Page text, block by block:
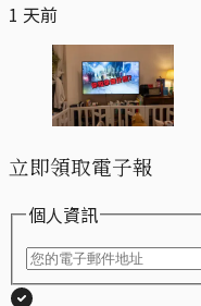
1 天前
立即領取電子報
個人資訊